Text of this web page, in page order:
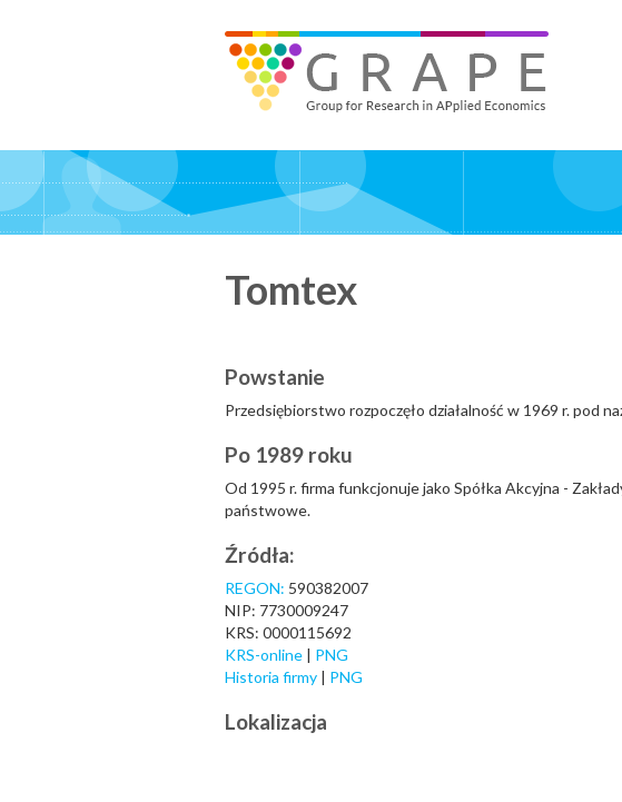
GRAPE - Group for Research in APplied Economics
Tomtex
Powstanie
Przedsiębiorstwo rozpoczęło działalność w 1969 r. pod
Po 1989 roku
Od 1995 r. firma funkcjonuje jako Spółka Akcyjna -
państwowe.
Źródła:
REGON: 590382007
NIP: 7730009247
KRS: 0000115692
KRS-online | PNG
Historia firmy | PNG
Lokalizacja